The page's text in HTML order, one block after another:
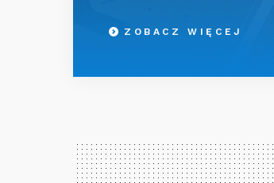
ZOBACZ WIĘCEJ